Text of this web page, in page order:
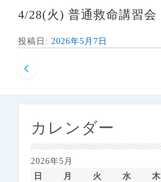
4/28(火) 普通救命講習会
投稿日: 2026年5月7日
投
ビ
ゲ
カレンダー
2026年5月
日
月 火 水 木